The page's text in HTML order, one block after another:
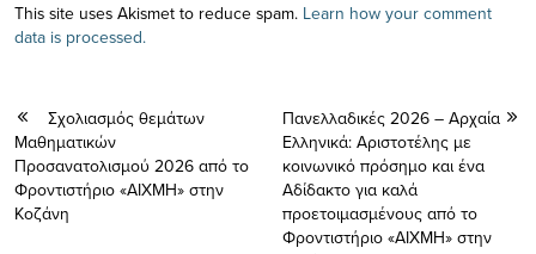
This site uses Akismet to reduce spam. Learn how your comment
data is processed.
Σχολιασμός θεμάτων
Μαθηματικών
Προσανατολισμού 2026 από το
Φροντιστήριο «ΑΙΧΜΗ» στην
Κοζάνη
Πανελλαδικές 2026 – Αρχαία
Ελληνικά: Αριστοτέλης με
κοινωνικό πρόσημο και ένα
Αδίδακτο για καλά
προετοιμασμένους από το
Φροντιστήριο «ΑΙΧΜΗ» στην